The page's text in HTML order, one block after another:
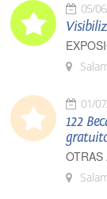
05/
01/
122
OTRAS